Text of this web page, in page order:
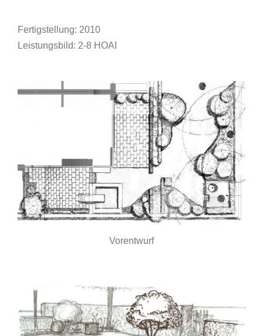
Fertigstellung: 2010
Leistungsbild: 2-8 HOAI
Vorentwurf